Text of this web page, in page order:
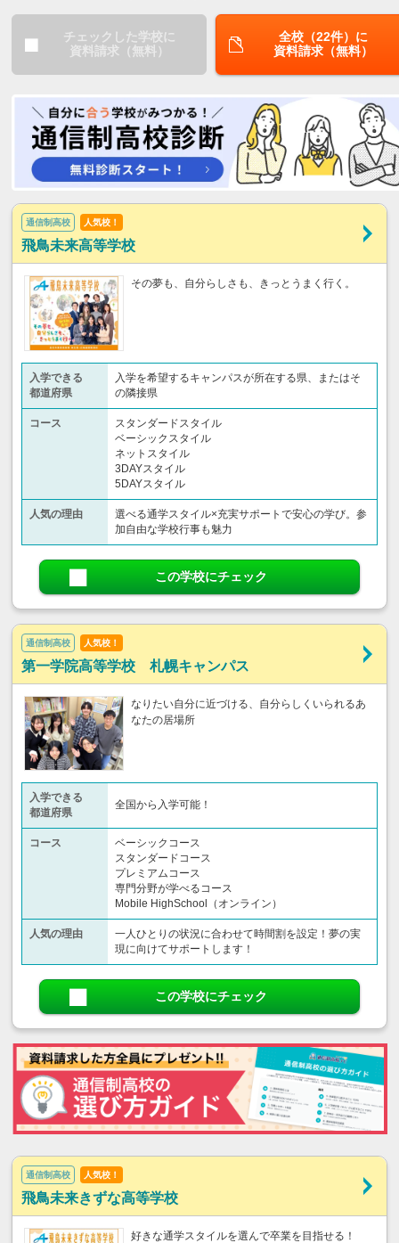
チェックした学校に
資料請求（無料）
全校（22件）に
資料請求（無料）
通信制高校 人気校！
飛鳥未来高等学校
その夢も、自分らしさも、きっとうまく行く。
入学できる
都道府県
入学を希望するキャンパスが所在する県、またはそ
の隣接県
コース
スタンダードスタイル
ベーシックスタイル
ネットスタイル
3DAYスタイル
5DAYスタイル
人気の理由
選べる通学スタイル×充実サポートで安心の学び。参
加自由な学校行事も魅力
この学校にチェック
通信制高校 人気校！
第一学院高等学校 札幌キャンパス
なりたい自分に近づける、自分らしくいられるあ
なたの居場所
入学できる
都道府県
全国から入学可能！
コース
ベーシックコース
スタンダードコース
プレミアムコース
専門分野が学べるコース
Mobile HighSchool（オンライン）
人気の理由
一人ひとりの状況に合わせて時間割を設定！夢の実
現に向けてサポートします！
この学校にチェック
通信制高校 人気校！
飛鳥未来きずな高等学校
好きな通学スタイルを選んで卒業を目指せる！